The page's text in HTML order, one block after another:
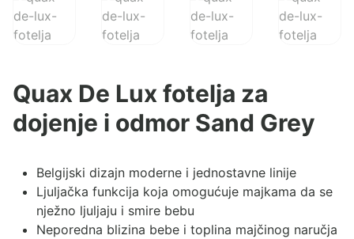
Quax De Lux fotelja za
dojenje i odmor Sand Grey
Belgijski dizajn moderne i jednostavne linije
Ljuljačka funkcija koja omogućuje majkama da se
nježno ljuljaju i smire bebu
Neporedna blizina bebe i toplina majčinog naručja